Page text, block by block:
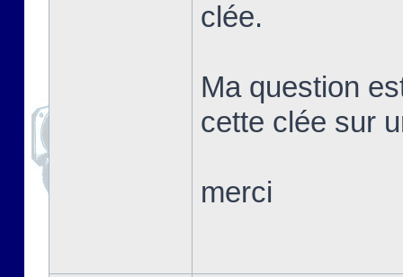
clée.
Ma question
cette clée sur
merci